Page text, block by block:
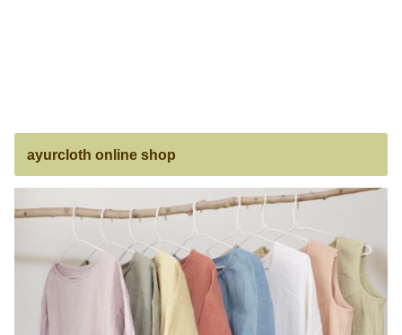
ayurcloth online shop